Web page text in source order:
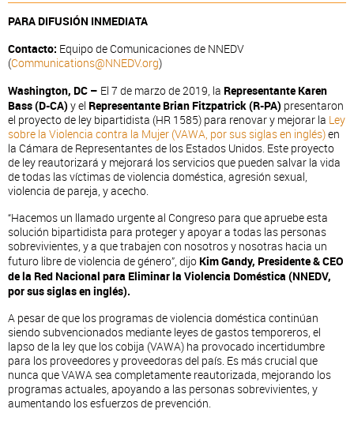
PARA DIFUSIÓN INMEDIATA
Contacto: Equipo de Comunicaciones de NNEDV
(Communications@NNEDV.org)
Washington, DC – El 7 de marzo de 2019, la Representante Karen
Bass (D-CA) y el Representante Brian Fitzpatrick (R-PA) presentaron
el proyecto de ley bipartidista (HR 1585) para renovar y mejorar la Ley
sobre la Violencia contra la Mujer (VAWA, por sus siglas en inglés)en
la Cámara de Representantes de los Estados Unidos. Este proyecto
de ley reautorizará y mejorará los servicios que pueden salvar la vida
de todas las víctimas de violencia doméstica, agresión sexual,
violencia de pareja, y acecho.
“Hacemos un llamado urgente al Congreso para que apruebe esta
solución bipartidista para proteger y apoyar a todas las personas
sobrevivientes, y a que trabajen con nosotros y nosotras hacia un
futuro libre de violencia de género”, dijo Kim Gandy, Presidente & CEO
de la Red Nacional para Eliminar la Violencia Doméstica (NNEDV,
por sus siglas en inglés).
A pesar de que los programas de violencia doméstica continúan
siendo subvencionados mediante leyes de gastos temporeros, el
lapso de la ley que los cobija (VAWA) ha provocado incertidumbre
para los proveedores y proveedoras del país. Es más crucial que
nunca que VAWA sea completamente reautorizada, mejorando los
programas actuales, apoyando a las personas sobrevivientes, y
aumentando los esfuerzos de prevención.